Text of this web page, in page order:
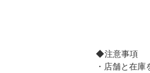
◆注意事項
・店舗と在